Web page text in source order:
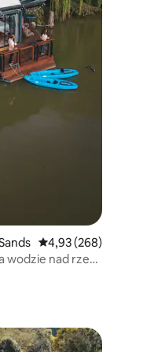
368
Średnia ocena: 4,93
4,93 (268)
wodzie nad rzeką